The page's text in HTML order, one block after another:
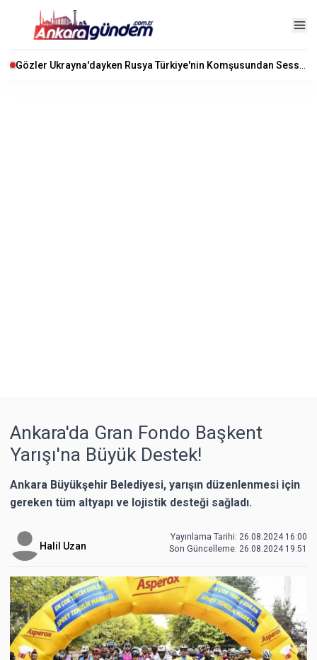
Ankara'da Gran Fondo Başkent
Yarışı'na Büyük Destek!
Ankara Büyükşehir Belediyesi, yarışın düzenlenmesi için
gereken tüm altyapı ve lojistik desteği sağladı.
Halil Uzan
Yayınlama Tarihi: 26.08.2024 16:00
Son Güncelleme: 26.08.2024 19:51